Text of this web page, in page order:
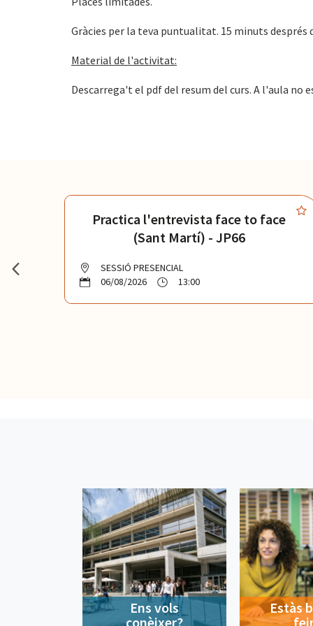
Gràcies per la teva puntualitat. 15 minuts
Material de l'activitat:
Descarrega't el pdf del resum del curs. A l'aula no
Practica l'entrevista face to face
(Sant Martí) - JP66
SESSIÓ PRESENCIAL
06/08/2026
13:00
Ens vols
conèixer?
Estàs